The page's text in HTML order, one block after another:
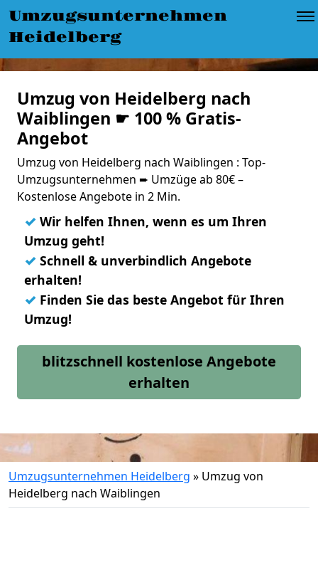
Umzugsunternehmen
Heidelberg
Umzug von Heidelberg nach
Waiblingen ☛ 100 % Gratis-
Angebot
Umzug von Heidelberg nach Waiblingen : Top-
Umzugsunternehmen ➨ Umzüge ab 80€ –
Kostenlose Angebote in 2 Min.
✓ Wir helfen Ihnen, wenn es um Ihren
Umzug geht!
✓ Schnell & unverbindlich Angebote
erhalten!
✓ Finden Sie das beste Angebot für Ihren
Umzug!
blitzschnell kostenlose Angebote
erhalten
Umzugsunternehmen Heidelberg » Umzug von
Heidelberg nach Waiblingen